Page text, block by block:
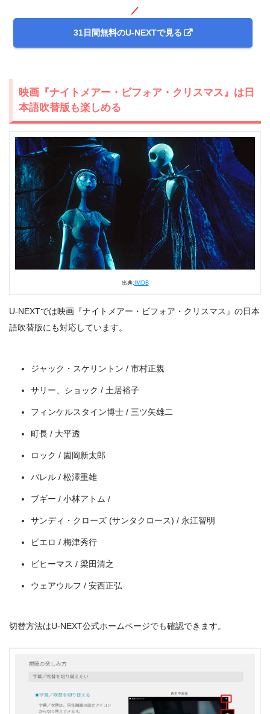
U-NEXT
＼＼31日間無料!!お試し解約もOK／／
今すぐ無料でU-NEXTで見る
今すぐ無料でU-NEXTで見る
／
31日間無料のU-NEXTで見る
映画『ナイトメアー・ビフォア・クリスマス』は日
本語吹替版も楽しめる
出典: IMDB
U-NEXTでは映画『ナイトメアー・ビフォア・クリスマス』の日本
語吹替版にも対応しています。
ジャック・スケリントン / 市村正親
サリー、ショック / 土居裕子
フィンケルスタイン博士 / 三ツ矢雄二
町長 / 大平透
ロック / 園岡新太郎
バレル / 松澤重雄
ブギー / 小林アトム /
サンディ・クローズ (サンタクロース) / 永江智明
ピエロ / 梅津秀行
ビヒーマス / 梁田清之
ウェアウルフ / 安西正弘
切替方法はU-NEXT公式ホームページでも確認できます。